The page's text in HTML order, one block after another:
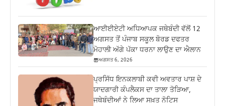
ਆਈਈਏਟੀ ਅਧਿਆਪਕ ਜਥੇਬੰਦੀ ਵੱਲੋਂ 12
ਅਗਸਤ ਤੋਂ ਪੰਜਾਬ ਸਕੂਲ ਬੋਰਡ ਦਫਤਰ
ਮੋਹਾਲੀ ਅੱਗੇ ਪੱਕਾ ਧਰਨਾ ਲਾਉਣ ਦਾ ਐਲਾਨ
ਅਗਸਤ 6, 2026
ਪ੍ਰਸਿੱਧ ਇਨਕਲਾਬੀ ਕਵੀ ਅਵਤਾਰ ਪਾਸ਼ ਦੇ
ਯਾਦਗਾਰੀ ਕੰਪਲੈਕਸ ਦਾ ਤਾਲਾ ਤੋੜਿਆ,
ਜਥੇਬੰਦੀਆਂ ਨੇ ਲਿਆ ਸਖ਼ਤ ਨੋਟਿਸ